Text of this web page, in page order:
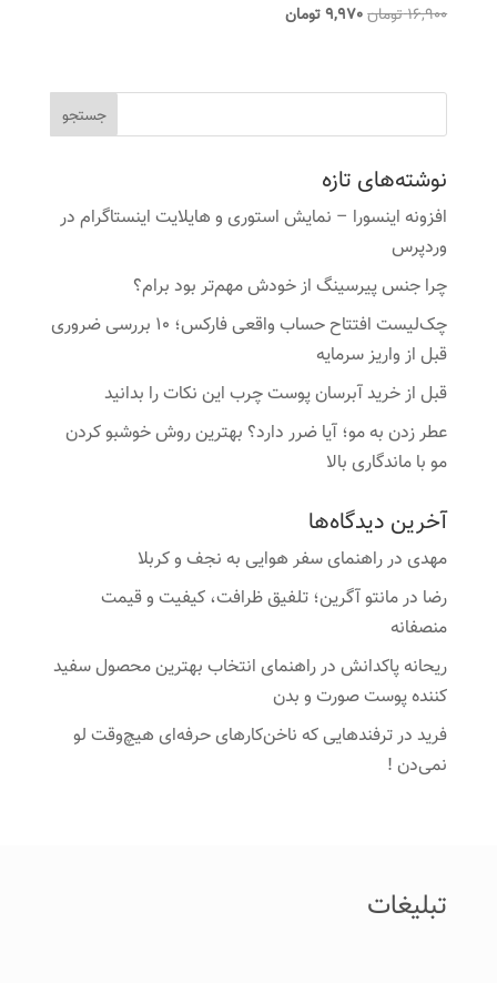
16,900تومانقیمت
بود.
9,970تومانقیمت
است.
نوشته‌های تازه
افزونه اینسورا – نمایش استوری و هایلایت اینستاگرام در
وردپرس
چرا جنس پیرسینگ از خودش مهم‌تر بود برام؟
چک‌لیست افتتاح حساب واقعی فارکس؛ ۱۰ بررسی ضروری
قبل از واریز سرمایه
قبل از خرید آبرسان پوست چرب این نکات را بدانید
عطر زدن به مو؛ آیا ضرر دارد؟ بهترین روش خوشبو کردن
مو با ماندگاری بالا
آخرین دیدگاه‌ها
مهدیدرراهنمای سفر هوایی به نجف و کربلا
رضا درمانتو آگرین؛ تلفیق ظرافت، کیفیت و قیمت
منصفانه
ریحانه پاکدانشدرراهنمای انتخاب بهترین محصول سفید
کننده پوست صورت و بدن
فریددرترفندهایی که ناخن‌کارهای حرفه‌ای هیچ‌وقت لو
نمی‌دن !
تبلیغات